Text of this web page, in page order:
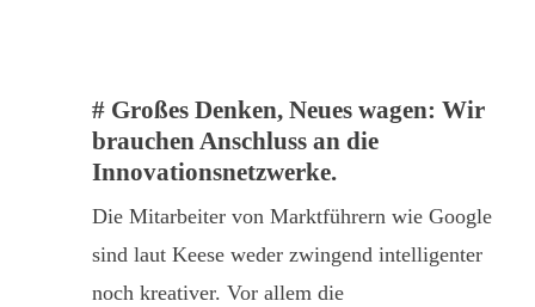
# Großes Denken, Neues wagen: Wir
brauchen Anschluss an die
Innovationsnetzwerke.
Die Mitarbeiter von Marktführern wie Google
sind laut Keese weder zwingend intelligenter
noch kreativer. Vor allem die